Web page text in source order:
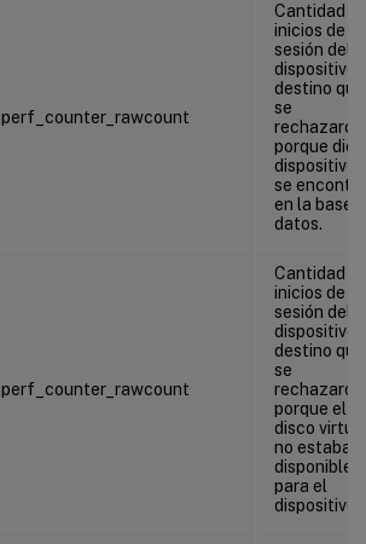
perf_counter_rawcount
Cantidad
inicios de
sesión del
dispositivo
destino que
se
rechazaron
porque
dispositivo
se encontró
en la base
datos.
perf_counter_rawcount
Cantidad
inicios de
sesión del
dispositivo
destino que
se
rechazaron
porque el
disco
no estaba
disponible
para el
dispositivo.